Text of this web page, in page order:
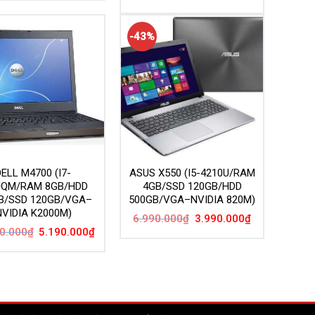
5.690.000₫. là:
M4700 (I7-
RAM 8GB/HDD
SSD 120GB/VGA–
K2000M)
₫ Giá
5.190.000₫Giá
-43%
ASUS X550 (I5-4210U/RAM
4GB/SSD 120GB/HDD
500GB/VGA–NVIDIA 820M)
6.990.000₫ Giá
3.990.000₫Giá
hiện